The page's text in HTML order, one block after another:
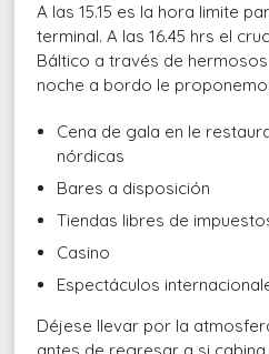
A las 15.15 es la hora limite
terminal. A las 16.45 hrs el
Báltico a través de
noche a bordo le
Cena de gala en le
nórdicas
Bares a disposición
Tiendas libres de
Casino
Espectáculos
Déjese llevar por la